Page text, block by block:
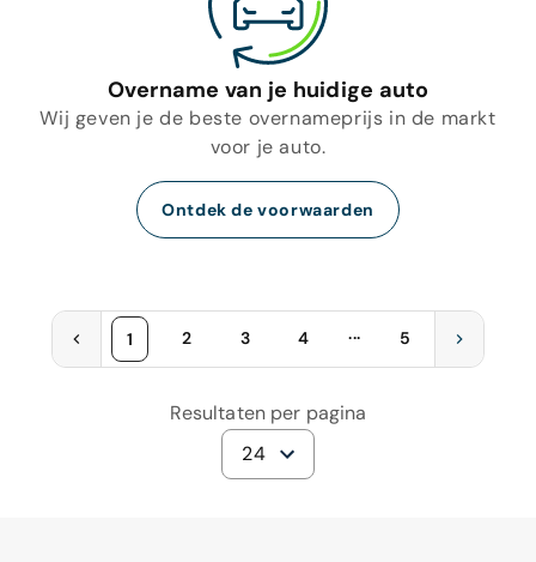
Overname van je huidige auto
Wij geven je de beste overnameprijs in de markt
voor je auto.
Ontdek de voorwaarden
1 2 3 4 ... 5
Resultaten per pagina
24